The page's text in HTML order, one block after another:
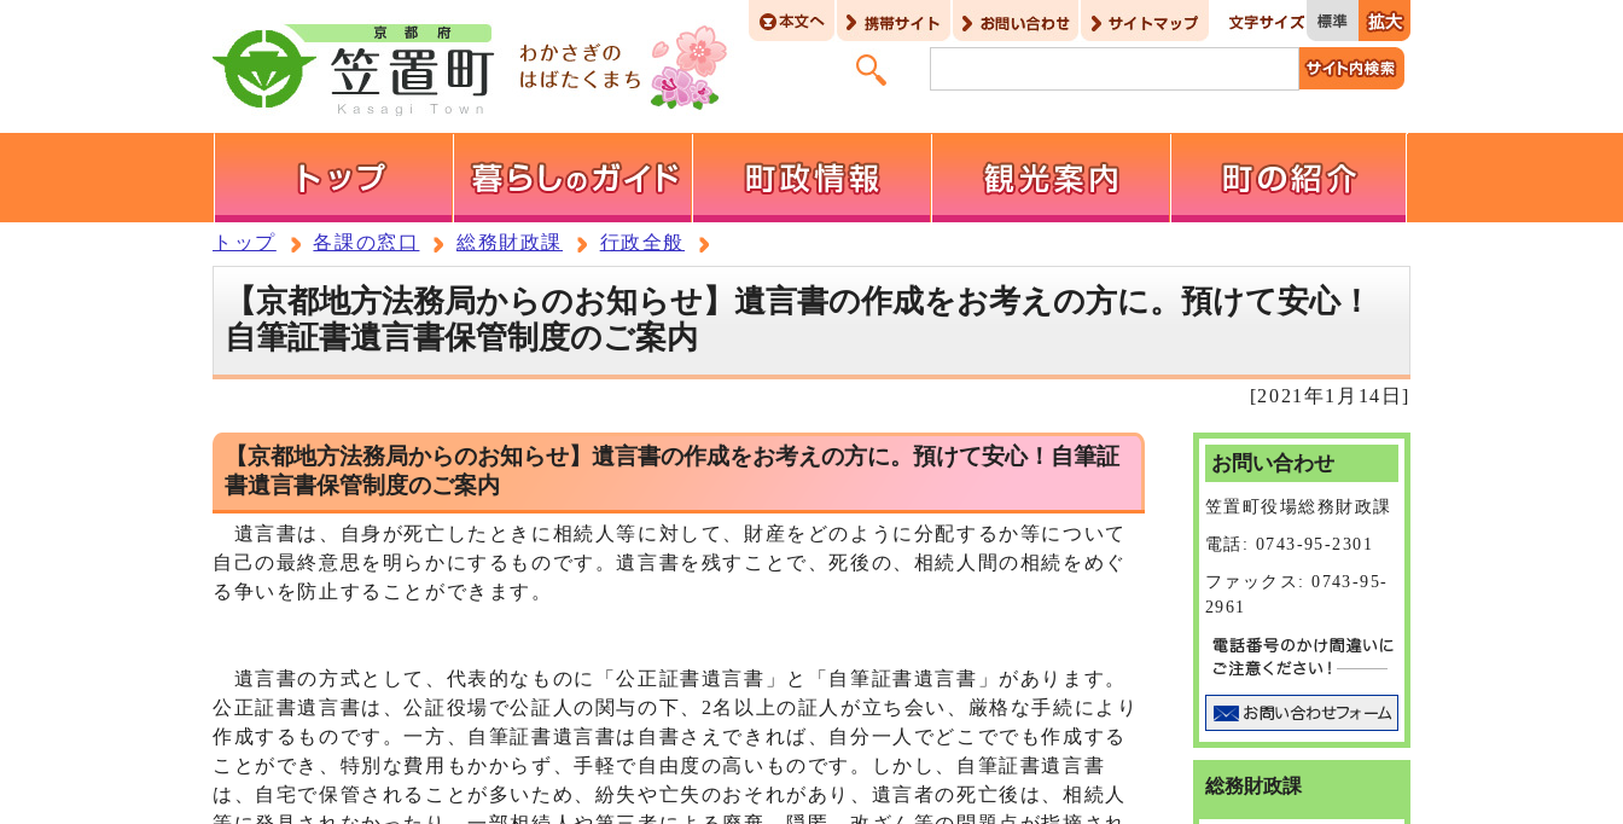
トップ 各課の窓口 総務財政課 行政全般
【京都地方法務局からのお知らせ】遺言書の作成をお考えの方に。預けて安心！
自筆証書遺言書保管制度のご案内
[2021年1月14日]
【京都地方法務局からのお知らせ】遺言書の作成をお考えの方に。預けて安心！自筆証
書遺言書保管制度のご案内
遺言書は、自身が死亡したときに相続人等に対して、財産をどのように分配するか等について
自己の最終意思を明らかにするものです。遺言書を残すことで、死後の、相続人間の相続をめぐ
る争いを防止することができます。
遺言書の方式として、代表的なものに「公正証書遺言書」と「自筆証書遺言書」があります。
公正証書遺言書は、公証役場で公証人の関与の下、2名以上の証人が立ち会い、厳格な手続により
作成するものです。一方、自筆証書遺言書は自書さえできれば、自分一人でどこででも作成する
ことができ、特別な費用もかからず、手軽で自由度の高いものです。しかし、自筆証書遺言書
は、自宅で保管されることが多いため、紛失や亡失のおそれがあり、遺言者の死亡後は、相続人
お問い合わせ
笠置町役場総務財政課
電話: 0743-95-2301
ファックス: 0743-95-
2961
総務財政課